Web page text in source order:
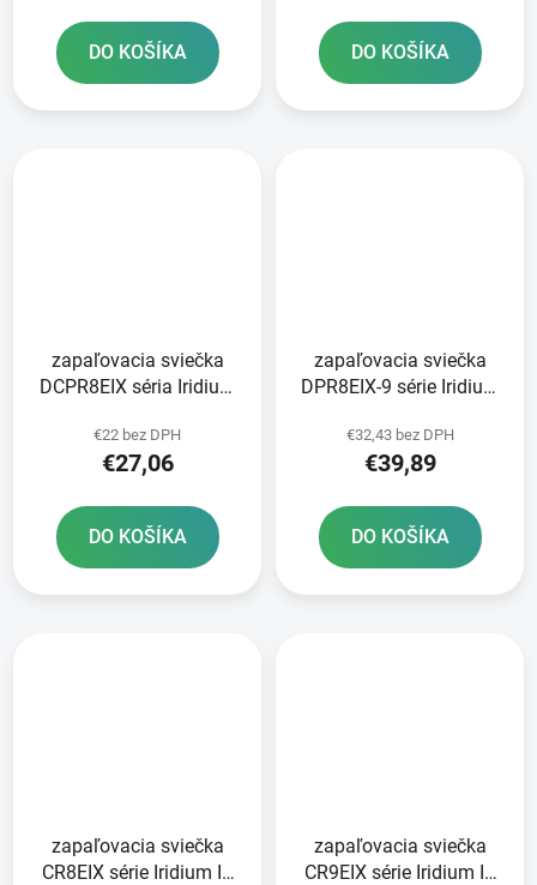
DO KOŠÍKA DO KOŠÍKA
zapaľovacia sviečka
DCPR8EIX séria Iridium
€22 bez DPH
€27,06
DO KOŠÍKA
zapaľovacia sviečka
DPR8EIX-9 série Iridium
€32,43 bez DPH
€39,89
DO KOŠÍKA
zapaľovacia sviečka
CR8EIX série Iridium IX
zapaľovacia sviečka
CR9EIX série Iridium IX